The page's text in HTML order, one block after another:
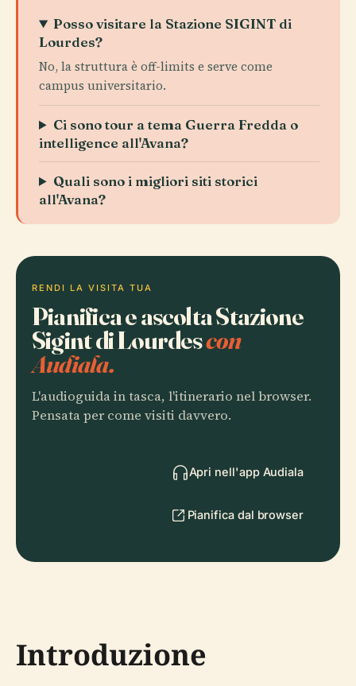
Posso visitare la Stazione SIGINT di
Lourdes?
No, la struttura è off-limits e serve come
campus universitario.
Ci sono tour a tema Guerra Fredda o
intelligence all'Avana?
Quali sono i migliori siti storici
all'Avana?
RENDI LA VISITA TUA
Pianifica e ascolta Stazione
Sigint di Lourdescon
Audiala.
L'audioguida in tasca, l'itinerario nel browser.
Pensata per come visiti davvero.
Apri nell'app Audiala
Pianifica dal browser
Introduzione